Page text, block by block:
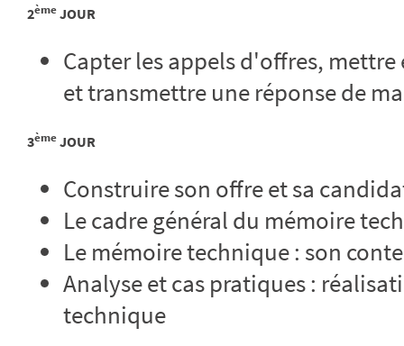
2èmeJOUR
Capter les appels d'offres,
et transmettre une réponse de
3èmeJOUR
Construire son offre et sa
Le cadre général du mémoire
Le mémoire technique : son
Analyse et cas pratiques :
technique